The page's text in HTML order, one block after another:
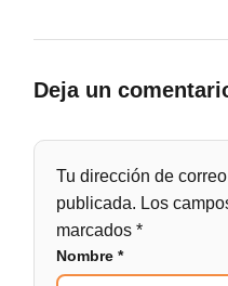
Deja un
Tu dirección de
publicada. Los
marcados*
Nombre*